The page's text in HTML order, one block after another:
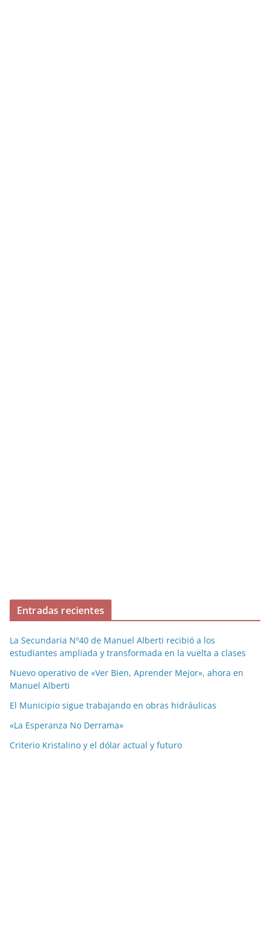
Entradas recientes
La Secundaria Nº40 de Manuel Alberti recibió a los
estudiantes ampliada y transformada en la vuelta a clases
Nuevo operativo de «Ver Bien, Aprender Mejor», ahora en
Manuel Alberti
El Municipio sigue trabajando en obras hidráulicas
«La Esperanza No Derrama»
Criterio Kristalino y el dólar actual y futuro